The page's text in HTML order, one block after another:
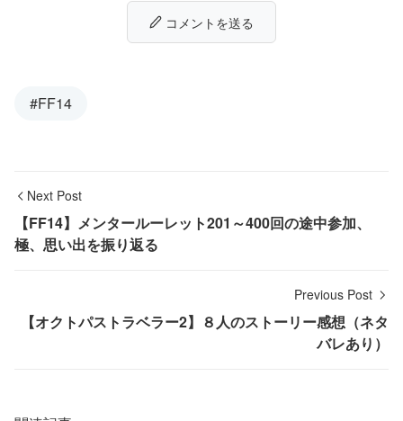
コメントを送る
#FF14
Next Post
【FF14】メンタールーレット201～400回の途中参加、
極、思い出を振り返る
Previous Post
【オクトパストラベラー2】８人のストーリー感想（ネタ
バレあり）